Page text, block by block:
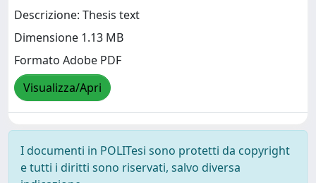
Descrizione: Thesis text
Dimensione 1.13 MB
Formato Adobe PDF
Visualizza/Apri
I documenti in POLITesi sono protetti da copyright
e tutti i diritti sono riservati, salvo diversa